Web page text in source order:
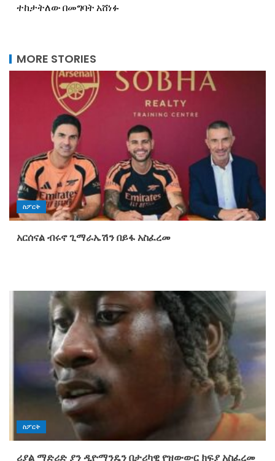
ተከታትለው በመግባት አሸነፉ
MORE STORIES
ስፖርት
አርሰናል ብሩኖ ጊማራኤሽን በይፋ አስፈረመ
ስፖርት
ሪያል ማድሪድ ያን ዲዮማንዴን በታሪካዊ የዝውውር ክፍያ አስፈረመ